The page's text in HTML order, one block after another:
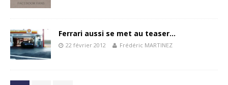
Ferrari aussi se met au teaser…
22 février 2012 Frédéric MARTINEZ